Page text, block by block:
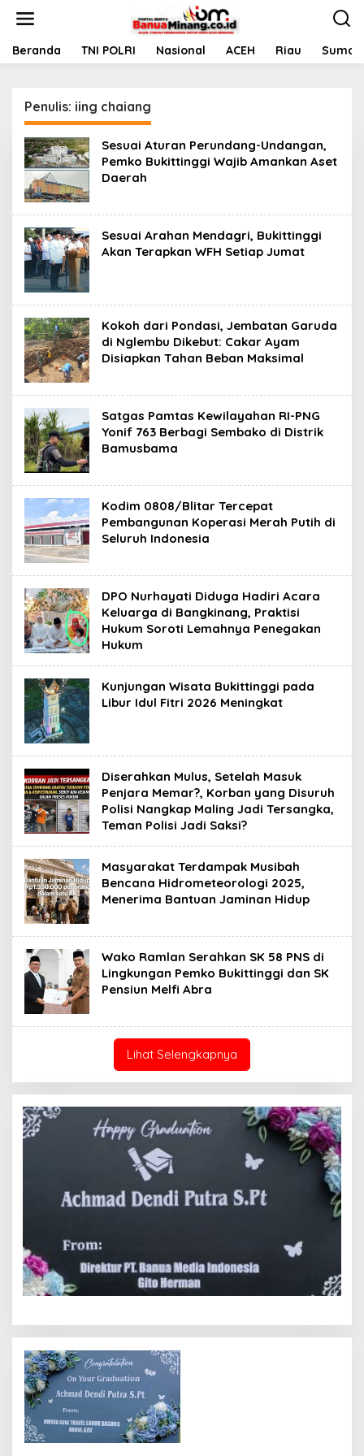
t
Beranda TNI POLRI Nasional ACEH Riau
Penulis: iing chaiang
Sesuai Aturan Perundang-Undangan,
Pemko Bukittinggi Wajib Amankan Aset
Daerah
Sesuai Arahan Mendagri, Bukittinggi
Akan Terapkan WFH Setiap Jumat
Kokoh dari Pondasi, Jembatan Garuda
di Nglembu Dikebut: Cakar Ayam
Disiapkan Tahan Beban Maksimal
Satgas Pamtas Kewilayahan RI-PNG
Yonif 763 Berbagi Sembako di Distrik
Bamusbama
Kodim 0808/Blitar Tercepat
Pembangunan Koperasi Merah Putih di
Seluruh Indonesia
DPO Nurhayati Diduga Hadiri Acara
Keluarga di Bangkinang, Praktisi
Hukum Soroti Lemahnya Penegakan
Hukum
Kunjungan Wisata Bukittinggi pada
Libur Idul Fitri 2026 Meningkat
Diserahkan Mulus, Setelah Masuk
Penjara Memar?, Korban yang Disuruh
Polisi Nangkap Maling Jadi Tersangka,
Teman Polisi Jadi Saksi?
Masyarakat Terdampak Musibah
Bencana Hidrometeorologi 2025,
Menerima Bantuan Jaminan Hidup
Wako Ramlan Serahkan SK 58 PNS di
Lingkungan Pemko Bukittinggi dan SK
Pensiun Melfi Abra
Lihat Selengkapnya